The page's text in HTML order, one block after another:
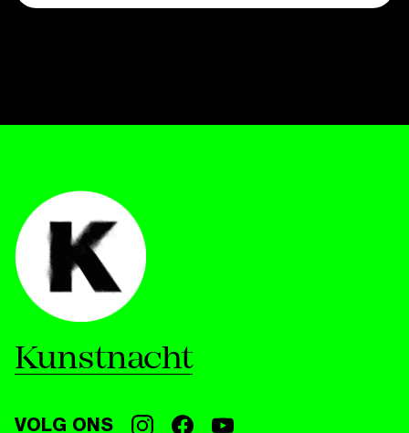
Kunstnacht
VOLG ONS